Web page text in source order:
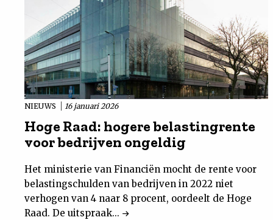
NIEUWS 16 januari 2026
Hoge Raad: hogere belastingrente
voor bedrijven ongeldig
Het ministerie van Financiën mocht de rente voor
belastingschulden van bedrijven in 2022 niet
verhogen van 4 naar 8 procent, oordeelt de Hoge
Raad. De uitspraak...